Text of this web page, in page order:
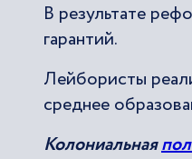
В результате
гарантий.
Лейбористы
среднее
Колониальная